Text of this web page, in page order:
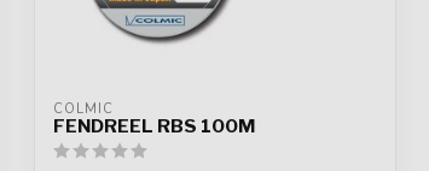
COLMIC
FENDREEL RBS 100M